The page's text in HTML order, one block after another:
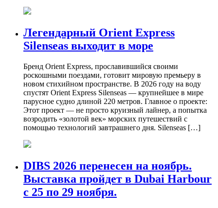
Легендарный Orient Express
Silenseas выходит в море
Бренд Orient Express, прославившийся своими
роскошными поездами, готовит мировую премьеру в
новом стихийном пространстве. В 2026 году на воду
спустят Orient Express Silenseas — крупнейшее в мире
парусное судно длиной 220 метров. Главное о проекте:
Этот проект — не просто круизный лайнер, а попытка
возродить «золотой век» морских путешествий с
помощью технологий завтрашнего дня. Silenseas […]
DIBS 2026 перенесен на ноябрь.
Выставка пройдет в Dubai Harbour
с 25 по 29 ноября.